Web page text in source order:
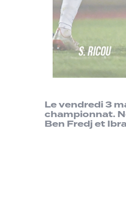
Le vendredi 3
championnat.
Ben Fredj et